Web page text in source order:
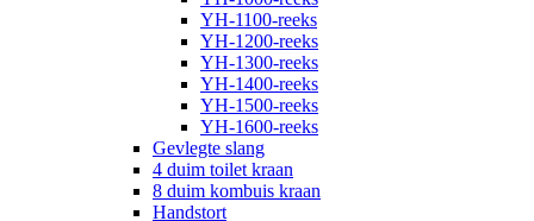
YH-1100-reeks
YH-1200-reeks
YH-1300-reeks
YH-1400-reeks
YH-1500-reeks
YH-1600-reeks
Gevlegte slang
4 duim toilet kraan
8 duim kombuis kraan
Handstort